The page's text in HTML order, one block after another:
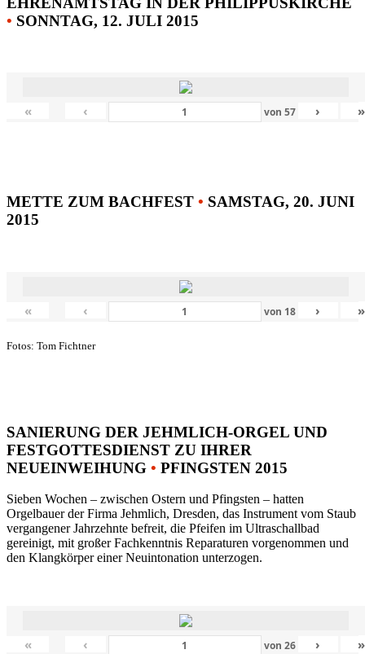
• SONNTAG, 12. JULI 2015
« ‹ von 57 › »
METTE ZUM BACHFEST • SAMSTAG, 20. JUNI
2015
« ‹ von 18 › »
Fotos: Tom Fichtner
SANIERUNG DER JEHMLICH-ORGEL UND
FESTGOTTESDIENST ZU IHRER
NEUEINWEIHUNG • PFINGSTEN 2015
Sieben Wochen – zwischen Ostern und Pfingsten – hatten
Orgelbauer der Firma Jehmlich, Dresden, das Instrument vom Staub
vergangener Jahrzehnte befreit, die Pfeifen im Ultraschallbad
gereinigt, mit großer Fachkenntnis Reparaturen vorgenommen und
den Klangkörper einer Neuintonation unterzogen.
« ‹ von 26 › »